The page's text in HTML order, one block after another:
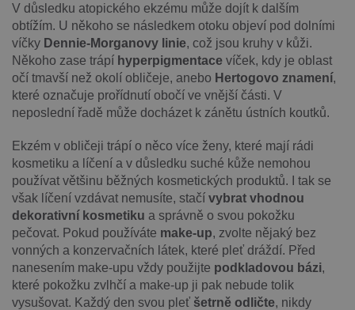
V důsledku atopického ekzému může dojít k dalším
obtížím. U někoho se následkem otoku objeví pod dolními
víčky Dennie-Morganovy linie, což jsou kruhy v kůži.
Někoho zase trápí hyperpigmentace víček, kdy je oblast
očí tmavší než okolí obličeje, anebo Hertogovo znamení,
které označuje prořídnutí obočí ve vnější části. V
neposlední řadě může docházet k zánětu ústních koutků.
Ekzém v obličeji trápí o něco více ženy, které mají rádi
kosmetiku a líčení a v důsledku suché kůže nemohou
používat většinu běžných kosmetických produktů. I tak se
však líčení vzdávat nemusíte, stačí vybrat vhodnou
dekorativní kosmetiku a správně o svou pokožku
pečovat. Pokud používáte make-up, zvolte nějaký bez
vonných a konzervačních látek, které pleť dráždí. Před
nanesením make-upu vždy použijte podkladovou bázi,
které pokožku zvlhčí a make-up ji pak nebude tolik
vysušovat. Každý den svou pleť šetrně odličte, nikdy